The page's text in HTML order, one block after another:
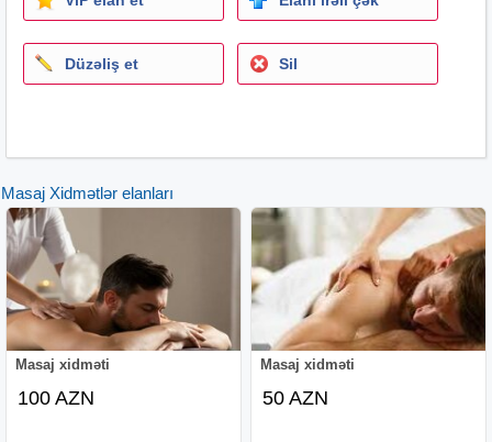
Düzəliş et Sil
Masaj Xidmətlər elanları
Masaj xidməti
100 AZN
Masaj xidməti
50 AZN